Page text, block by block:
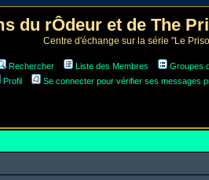
du rÔdeur et de The
Centre d'échange sur la série "Le
Rechercher Liste des Membres Groupes
Profil
Se connecter pour vérifier ses messages